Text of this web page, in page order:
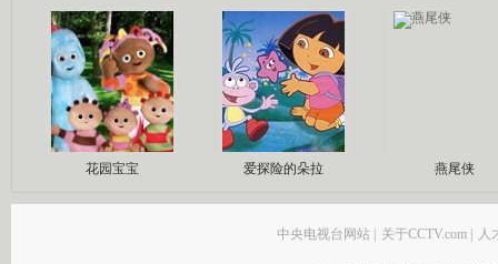
花园宝宝 爱探险的朵拉 燕尾侠
中央电视台网站 关于CCTV.com 人